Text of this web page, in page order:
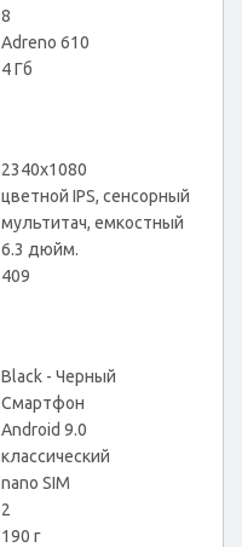
8
Adreno 610
4 Гб
2340x1080
цветной IPS, сенсорный
мультитач, емкостный
6.3 дюйм.
409
Black - Черный
Смартфон
Android 9.0
классический
nano SIM
2
190 г